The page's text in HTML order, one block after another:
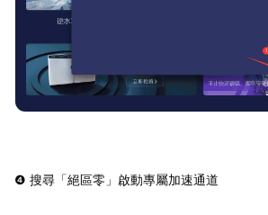
❹ 搜尋「絕區零」啟動專屬加速通道